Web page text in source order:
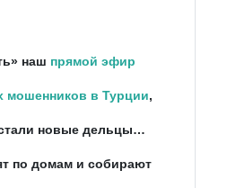
наш прямой эфир
мошенников в Турции,
новые дельцы…
по домам и собирают